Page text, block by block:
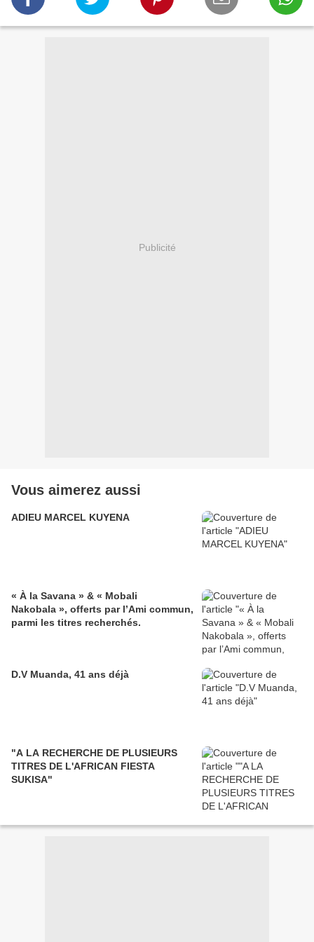
Publicité
Vous aimerez aussi
ADIEU MARCEL KUYENA
« À la Savana » & « Mobali
Nakobala », offerts par l’Ami commun,
parmi les titres recherchés.
D.V Muanda, 41 ans déjà
"A LA RECHERCHE DE PLUSIEURS
TITRES DE L'AFRICAN FIESTA
SUKISA"